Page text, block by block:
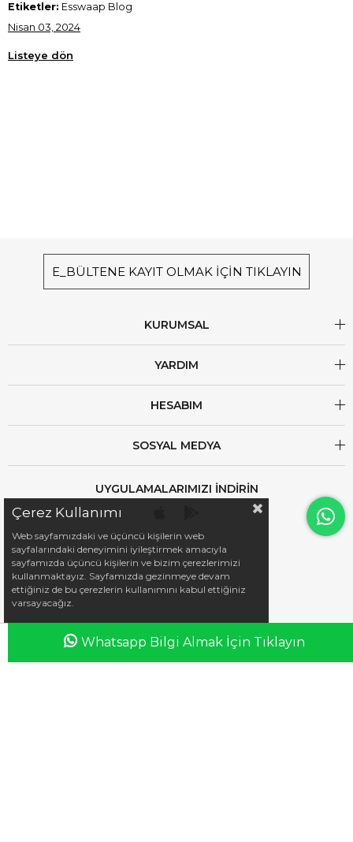
Etiketler: Esswaap Blog
Nisan 03, 2024
Listeye dön
E_BÜLTENE KAYIT OLMAK İÇİN TIKLAYIN
KURUMSAL
YARDIM
HESABIM
SOSYAL MEDYA
UYGULAMALARIMIZI İNDİRİN
iletisim@esswaap.com
Whatsapp Bilgi Almak İçin Tıklayın
Çerez Kullanımı
Web sayfamızdaki ve üçüncü kişilerin web
sayfalarındaki deneyimini iyileştirmek amacıyla
sayfamızda üçüncü kişilerin ve bizim çerezlerimizi
kullanmaktayız. Sayfamızda gezinmeye devam
ettiğiniz de bu çerezlerin kullanımını kabul ettiğiniz
varsayacağız.
Anasayfa Favorilerim Sepetim Üye Girişi